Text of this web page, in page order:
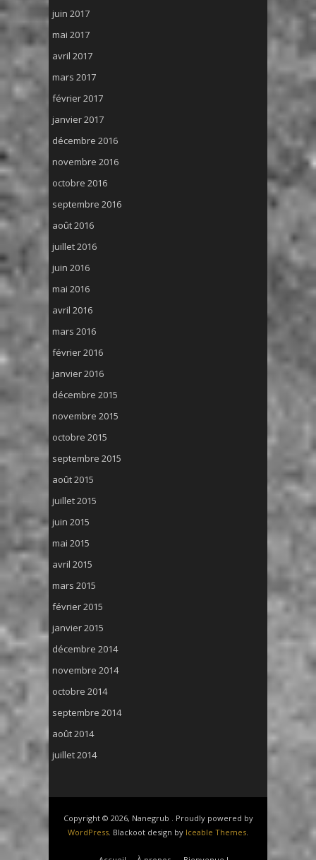
juin 2017
mai 2017
avril 2017
mars 2017
février 2017
janvier 2017
décembre 2016
novembre 2016
octobre 2016
septembre 2016
août 2016
juillet 2016
juin 2016
mai 2016
avril 2016
mars 2016
février 2016
janvier 2016
décembre 2015
novembre 2015
octobre 2015
septembre 2015
août 2015
juillet 2015
juin 2015
mai 2015
avril 2015
mars 2015
février 2015
janvier 2015
décembre 2014
novembre 2014
octobre 2014
septembre 2014
août 2014
juillet 2014
Copyright © 2026, Nanegrub . Proudly powered by
WordPress. Blackoot design by Iceable Themes.